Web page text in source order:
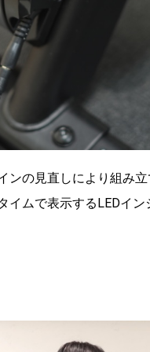
の見直しにより組み
ムで表示するLEDイ